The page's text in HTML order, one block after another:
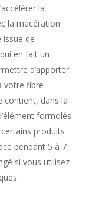
la
la macération
issue de
en fait un
d’apporter
votre fibre
contient, dans la
formolés
produits
pendant 5 à 7
si vous utilisez